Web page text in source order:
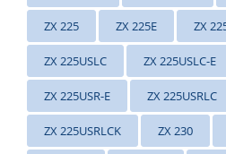
ZX 225 ZX 225E ZX
ZX 225USLC ZX 225USLC-E
ZX 225USR-E ZX 225USRLC
ZX 225USRLCK ZX 230